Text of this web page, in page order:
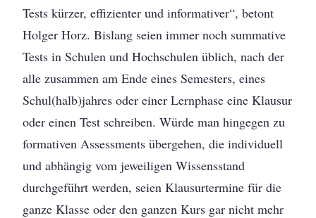
Tests kürzer, effizienter und informativer“, betont
Holger Horz. Bislang seien immer noch summative
Tests in Schulen und Hochschulen üblich, nach der
alle zusammen am Ende eines Semesters, eines
Schul(halb)jahres oder einer Lernphase eine Klausur
oder einen Test schreiben. Würde man hingegen zu
formativen Assessments übergehen, die individuell
und abhängig vom jeweiligen Wissensstand
durchgeführt werden, seien Klausurtermine für die
ganze Klasse oder den ganzen Kurs gar nicht mehr